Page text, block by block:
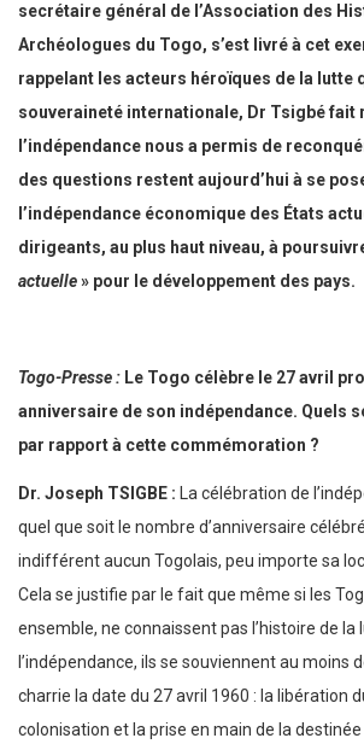
secrétaire général de l’Association des
Archéologues du Togo, s’est livré à cet
rappelant les acteurs héroïques de la lutte
souveraineté internationale, Dr Tsigbé fait
l’indépendance nous a permis de
des questions restent aujourd’hui à se
l’indépendance économique des États
dirigeants, au plus haut niveau, à
actuelle» pour le développement des pays.
Togo-Presse : Le Togo célèbre le 27 avril
anniversaire de son indépendance. Quels
par rapport à cette commémoration ?
Dr. Joseph TSIGBE : La célébration de
quel que soit le nombre d’anniversaire
indifférent aucun Togolais, peu importe sa
Cela se justifie par le fait que même si les
ensemble, ne connaissent pas l’histoire de la
l’indépendance, ils se souviennent au moins
charrie la date du 27 avril 1960 : la libération
colonisation et la prise en main de la